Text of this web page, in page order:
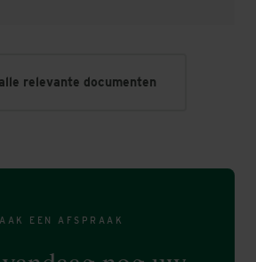
relevante documenten
EEN AFSPRAAK